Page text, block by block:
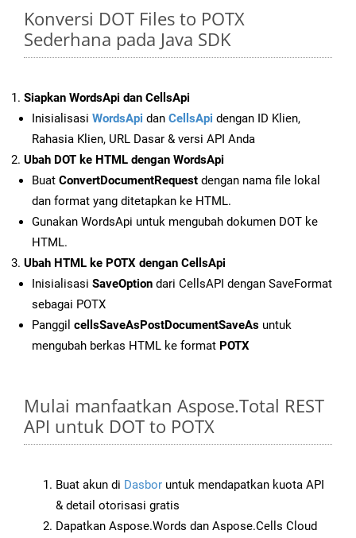
Konversi DOT Files to POTX
Sederhana pada Java SDK
Siapkan WordsApi dan CellsApi
Inisialisasi WordsApi dan CellsApi dengan ID Klien,
Rahasia Klien, URL Dasar & versi API Anda
Ubah DOT ke HTML dengan WordsApi
Buat ConvertDocumentRequest dengan nama file lokal
dan format yang ditetapkan ke HTML.
Gunakan WordsApi untuk mengubah dokumen DOT ke
HTML.
Ubah HTML ke POTX dengan CellsApi
Inisialisasi SaveOption dari CellsAPI dengan SaveFormat
sebagai POTX
Panggil cellsSaveAsPostDocumentSaveAs untuk
mengubah berkas HTML ke format POTX
Mulai manfaatkan Aspose.Total REST
API untuk DOT to POTX
Buat akun di Dasbor untuk mendapatkan kuota API
& detail otorisasi gratis
Dapatkan Aspose.Words dan Aspose.Cells Cloud